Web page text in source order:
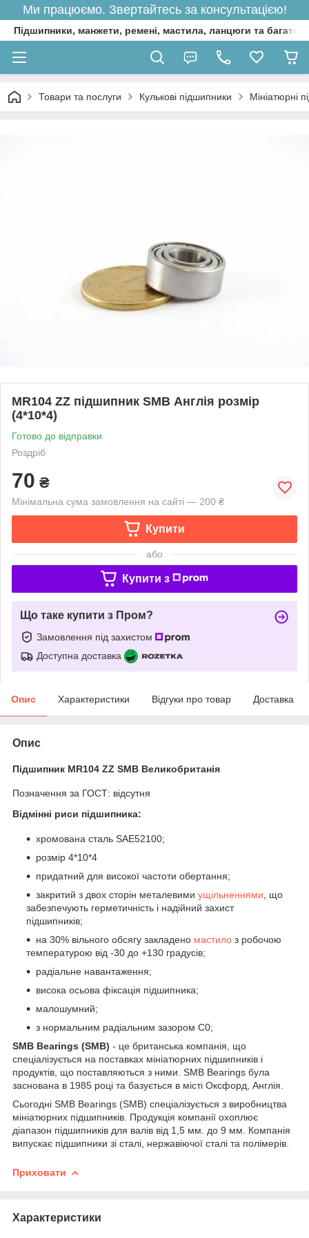
Ми працюємо. Звертайтесь за консультацією!
Підшипники, манжети, ремені, мастила, ланцюги та багато
Товари та послуги Кулькові підшипники Мініатюрні
MR104 ZZ підшипник SMB Англія розмір
(4*10*4)
Готово до відправки
Роздріб
70 ₴
Мінімальна сума замовлення на сайті — 200 ₴
Купити
або
Купити з
Що таке купити з Пром?
Замовлення під захистом
Доступна доставка
Опис Характеристики Відгуки про товар Доставка
Опис
Підшипник MR104 ZZ SMB Великобританія
Позначення за ГОСТ: відсутня
Відмінні риси підшипника:
хромована сталь SAE52100;
розмір 4*10*4
придатний для високої частоти обертання;
закритий з двох сторін металевими ущільненнями , що
забезпечують герметичність і надійний захист
підшипників;
на 30% вільного обсягу закладено мастило з робочою
температурою від -30 до +130 градусів;
радіальне навантаження;
висока осьова фіксація підшипника;
малошумний;
з нормальним радіальним зазором С0;
SMB Bearings (SMB) - це британська компанія, що
спеціалізується на поставках мініатюрних підшипників і
продуктів, що поставляються з ними. SMB Bearings була
заснована в 1985 році та базується в місті Оксфорд, Англія.
Сьогодні SMB Bearings (SMB) спеціалізується з виробництва
мініатюрних підшипників. Продукція компанії охоплює
діапазон підшипників для валів від 1,5 мм. до 9 мм. Компанія
випускає підшипники зі сталі, нержавіючої сталі та полімерів.
Приховати
Характеристики